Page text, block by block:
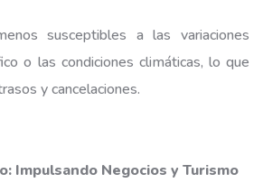
susceptibles a las variaciones
o las condiciones climáticas, lo que
y cancelaciones.
Impulsando Negocios y Turismo